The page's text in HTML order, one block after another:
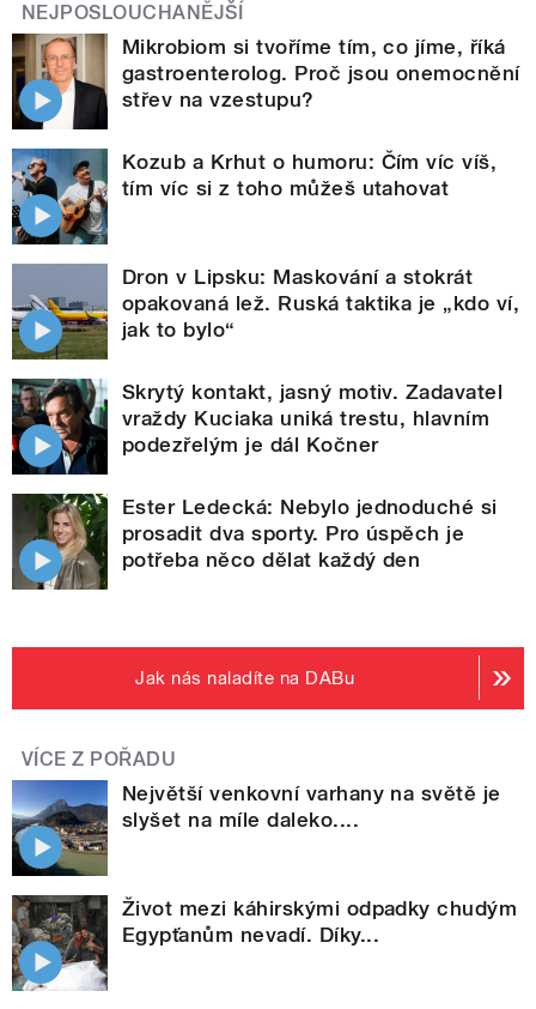
NEJPOSLOUCHANĚJŠÍ
Mikrobiom si tvoříme tím, co jíme, říká
gastroenterolog. Proč jsou onemocnění
střev na vzestupu?
Kozub a Krhut o humoru: Čím víc víš,
tím víc si z toho můžeš utahovat
Dron v Lipsku: Maskování a stokrát
opakovaná lež. Ruská taktika je „kdo ví,
jak to bylo“
Skrytý kontakt, jasný motiv. Zadavatel
vraždy Kuciaka uniká trestu, hlavním
podezřelým je dál Kočner
Ester Ledecká: Nebylo jednoduché si
prosadit dva sporty. Pro úspěch je
potřeba něco dělat každý den
Jak nás naladíte na DABu
VÍCE Z POŘADU
Největší venkovní varhany na světě je
slyšet na míle daleko....
Život mezi káhirskými odpadky chudým
Egypťanům nevadí. Díky...